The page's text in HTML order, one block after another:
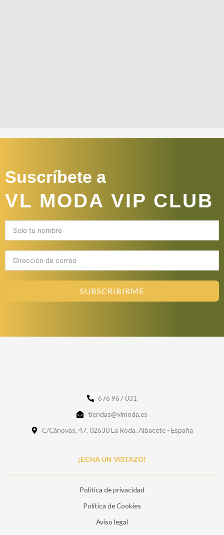
Suscríbete a
VL MODA VIP CLUB
SUBSCRIBIRME
676 967 031
tiendas@vlmoda.es
C/Cánovas, 47, 02630 La Roda, Albacete - España
¡ECHA UN VISTAZO!
Politica de privacidad
Política de Cookies
Aviso legal